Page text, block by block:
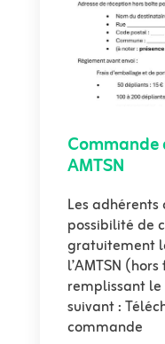
AMTSN
Les adhérents
possibilité de
gratuitement
l’AMTSN
remplissant
suivant :
commande